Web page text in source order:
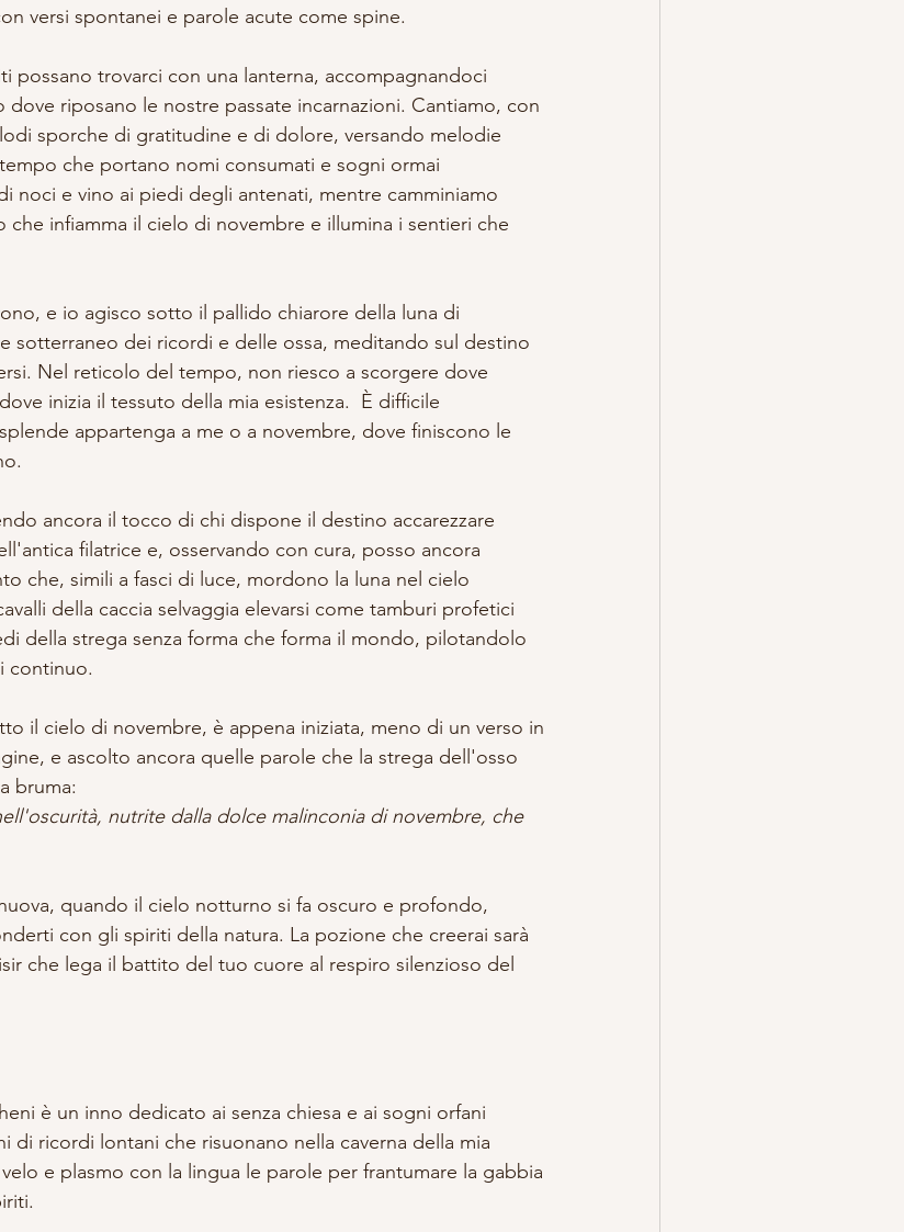
versi spontanei e parole acute come spine.
possano trovarci con una lanterna, accompagnandoci
dove riposano le nostre passate incarnazioni. Cantiamo, con
sporche di gratitudine e di dolore, versando melodie
che portano nomi consumati e sogni ormai
noci e vino ai piedi degli antenati, mentre camminiamo
infiamma il cielo di novembre e illumina i sentieri che
e io agisco sotto il pallido chiarore della luna di
sotterraneo dei ricordi e delle ossa, meditando sul destino
Nel reticolo del tempo, non riesco a scorgere dove
inizia il tessuto della mia esistenza.  È difficile
appartenga a me o a novembre, dove finiscono le
ancora il tocco di chi dispone il destino accarezzare
filatrice e, osservando con cura, posso ancora
che, simili a fasci di luce, mordono la luna nel cielo
della caccia selvaggia elevarsi come tamburi profetici
della strega senza forma che forma il mondo, pilotandolo
continuo.
il cielo di novembre, è appena iniziata, meno di un verso in
e ascolto ancora quelle parole che la strega dell'osso
bruma:
nutrite dalla dolce malinconia di novembre, che
quando il cielo notturno si fa oscuro e profondo,
con gli spiriti della natura. La pozione che creerai sarà
che lega il battito del tuo cuore al respiro silenzioso del
è un inno dedicato ai senza chiesa e ai sogni orfani
di ricordi lontani che risuonano nella caverna della mia
e plasmo con la lingua le parole per frantumare la gabbia